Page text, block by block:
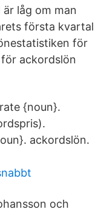
låg om man
första kvartal
för
ackordslön
{noun}.
ackordslön.
och